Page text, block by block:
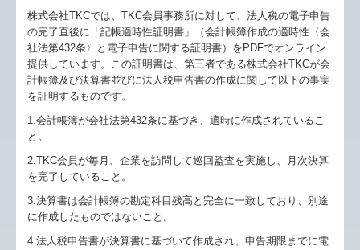
株式会社TKCでは、TKC会員事務所に対して、法人税の電子申告
の完了直後に「記帳適時性証明書」（会計帳簿作成の適時性〈会
社法第432条〉と電子申告に関する証明書）をPDFでオンライン
提供しています。この証明書は、第三者である株式会社TKCが会
計帳簿及び決算書並びに法人税申告書の作成に関して以下の事実
を証明するものです。
1.会計帳簿が会社法第432条に基づき、適時に作成されているこ
と。
2.TKC会員が毎月、企業を訪問して巡回監査を実施し、月次決算
を完了していること。
3.決算書は会計帳簿の勘定科目残高と完全に一致しており、別途
に作成したものではないこと。
4.法人税申告書が決算書に基づいて作成され、申告期限までに電